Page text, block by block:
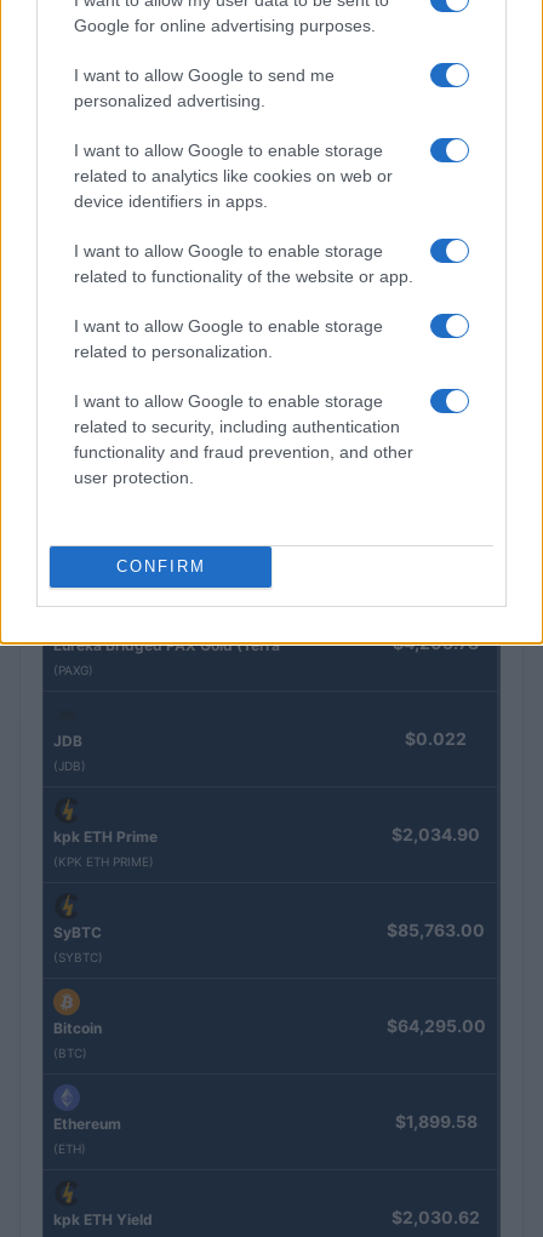
Google for online advertising purposes.
I want to allow Google to send me
personalized advertising.
I want to allow Google to enable storage
related to analytics like cookies on web or
device identifiers in apps.
I want to allow Google to enable storage
related to functionality of the website or app.
I want to allow Google to enable storage
related to personalization.
I want to allow Google to enable storage
related to security, including authentication
functionality and fraud prevention, and other
user protection.
CONFIRM
Como avaliar tokenomics, utilidade e liquidez em jogos play-to-
Beatriz Almeida · 6 ago 2026
COTAÇÕES CRYPTO
Nome
Kinza Babylon Staked BTC $83,270.00
Eureka Bridged PAX Gold (Terra
(PAXG)
$4,205.78
JDB
(JDB)
$0.022
kpk ETH Prime
(KPK ETH PRIME)
$2,034.90
SyBTC
(SYBTC)
$85,763.00
Bitcoin
(BTC)
$64,295.00
Ethereum
(ETH)
$1,899.58
kpk ETH Yield $2,030.62